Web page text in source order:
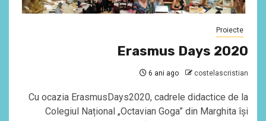
Proiecte
Erasmus Days 2020
6 ani ago costelascristian
Cu ocazia ErasmusDays2020, cadrele didactice de la
Colegiul Național „Octavian Goga” din Marghita își